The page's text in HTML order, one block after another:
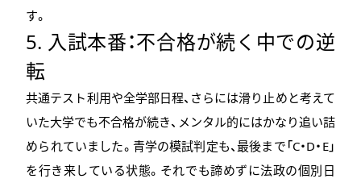
す。
5. 入試本番：不合格が続く中での逆
転
共通テスト利用や全学部日程、さらには滑り止めと考えて
いた大学でも不合格が続き、メンタル的にはかなり追い詰
められていました。青学の模試判定も、最後まで「C・D・E」
を行き来している状態。それでも諦めずに法政の個別日